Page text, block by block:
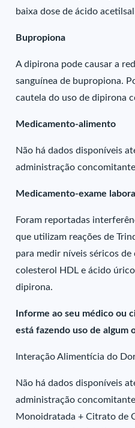
baixa dose de ácido
Bupropiona
A dipirona pode causar a
sanguínea de bupropiona.
cautela do uso de dipirona
Medicamento-alimento
Não há dados disponíveis
administração
Medicamento-exame
Foram reportadas
que utilizam reações de
para medir níveis séricos
colesterol HDL e ácido
dipirona.
Informe ao seu médico ou
está fazendo uso de algum
Interação Alimentícia do
Não há dados disponíveis
administração
Monoidratada + Citrato de